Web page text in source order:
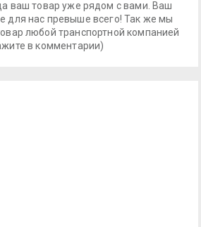
ваш товар уже рядом с вами. Ваш
для нас превыше всего! Так же мы
любой транспортной компанией
в комментарии)